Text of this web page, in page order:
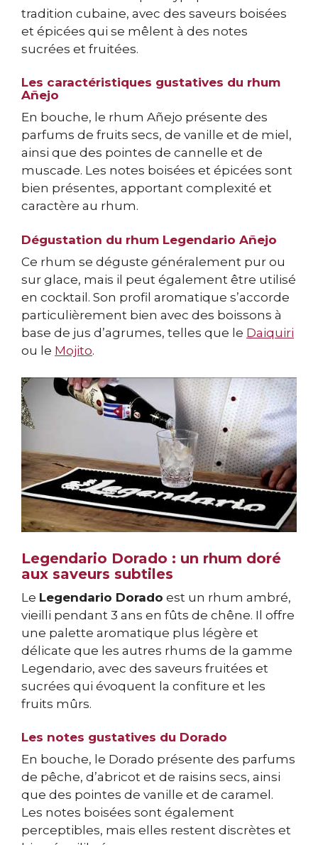
tradition cubaine, avec des saveurs boisées
et épicées qui se mêlent à des notes
sucrées et fruitées.
Les caractéristiques gustatives du rhum
Añejo
En bouche, le rhum Añejo présente des
parfums de fruits secs, de vanille et de miel,
ainsi que des pointes de cannelle et de
muscade. Les notes boisées et épicées sont
bien présentes, apportant complexité et
caractère au rhum.
Dégustation du rhum Legendario Añejo
Ce rhum se déguste généralement pur ou
sur glace, mais il peut également être utilisé
en cocktail. Son profil aromatique s’accorde
particulièrement bien avec des boissons à
base de jus d’agrumes, telles que le Daiquiri
ou le Mojito.
Legendario Dorado : un rhum doré
aux saveurs subtiles
Le Legendario Dorado est un rhum ambré,
vieilli pendant 3 ans en fûts de chêne. Il offre
une palette aromatique plus légère et
délicate que les autres rhums de la gamme
Legendario, avec des saveurs fruitées et
sucrées qui évoquent la confiture et les
fruits mûrs.
Les notes gustatives du Dorado
En bouche, le Dorado présente des parfums
de pêche, d’abricot et de raisins secs, ainsi
que des pointes de vanille et de caramel.
Les notes boisées sont également
perceptibles, mais elles restent discrètes et